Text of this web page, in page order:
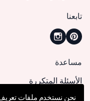
تابعنا
مساعدة
الأسئلة المتكررة
كيف يمكنني تقديم طلب؟
نحن نستخدم ملفات تعريف